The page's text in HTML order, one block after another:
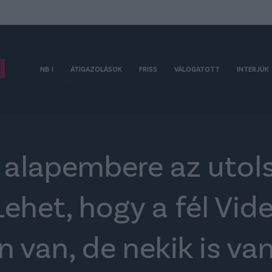
NB I ÁTIGAZOLÁSOK FRISS VÁLOGATOTT INTERJÚK
az
hogy a fél
van, de nekik is